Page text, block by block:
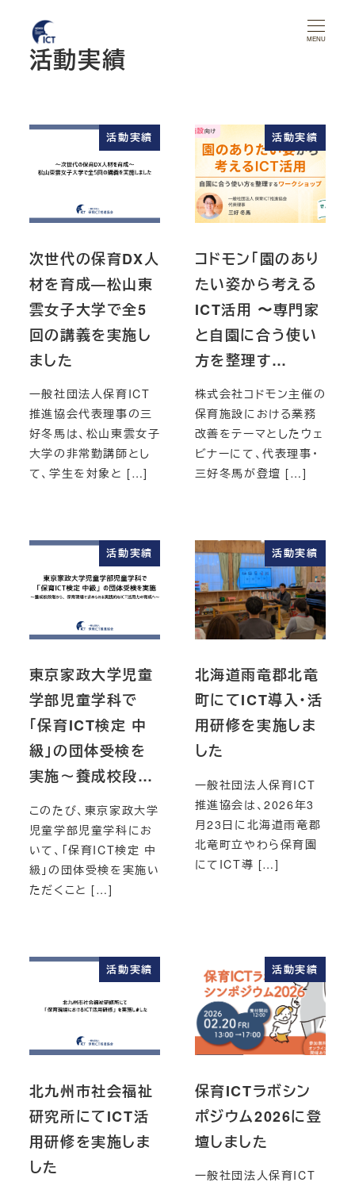
MENU
活動実績
活動実績
次世代の保育DX人
材を育成―松山東
雲女子大学で全5
回の講義を実施し
ました
一般社団法人保育ICT
推進協会代表理事の三
好冬馬は、松山東雲女子
大学の非常勤講師とし
て、学生を対象と […]
活動実績
コドモン「園のあり
たい姿から考える
ICT活用 〜専門家
と自園に合う使い
方を整理す…
株式会社コドモン主催の
保育施設における業務
改善をテーマとしたウェ
ビナーにて、代表理事・
三好冬馬が登壇 […]
活動実績
東京家政大学児童
学部児童学科で
「保育ICT検定 中
級」の団体受検を
実施～養成校段…
このたび、東京家政大学
児童学部児童学科にお
いて、「保育ICT検定 中
級」の団体受検を実施い
ただくこと […]
活動実績
北海道雨竜郡北竜
町にてICT導入・活
用研修を実施しま
した
一般社団法人保育ICT
推進協会は、2026年3
月23日に北海道雨竜郡
北竜町立やわら保育園
にてICT導 […]
活動実績
北九州市社会福祉
研究所にてICT活
用研修を実施しま
した
活動実績
保育ICTラボシン
ポジウム2026に登
壇しました
一般社団法人保育ICT